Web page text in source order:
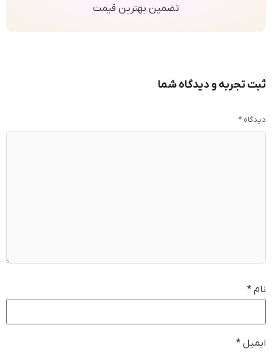
تضمین بهترین قیمت
ثبت تجربه و دیدگاه شما
دیدگاه *
نام *
ایمیل *